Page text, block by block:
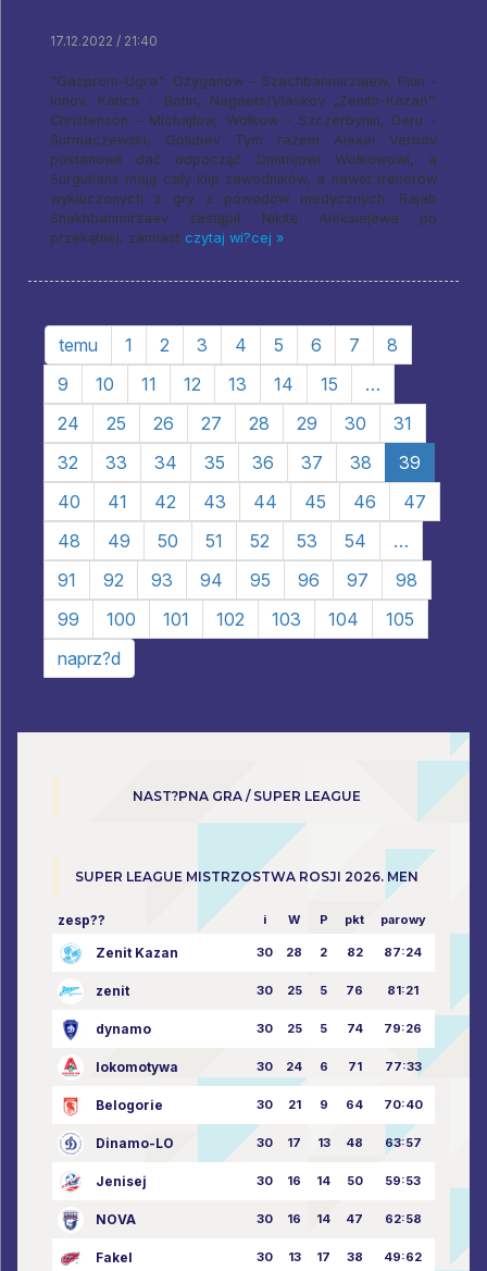
17.12.2022 / 21:40
"Gazprom-Ugra": Ożyganow – Szachbanmirzajew, Piun -
Ionov, Katich - Botin, Nagaets/Vlaskov „Zenith-Kazań”:
Christenson – Michajłow, Wołkow - Szczerbynin, Deru -
Surmaczewski, Golubev Tym razem Alexei Verbov
postanowił dać odpocząć Dmitrijowi Wołkowowi, a
Surgutians mają cały klip zawodników, a nawet trenerów
wykluczonych z gry z powodów medycznych. Rajab
Shakhbanmirzaev zastąpił Nikitę Aleksiejewa po
przekątnej, zamiast czytaj wi?cej »
temu 1 2 3 4 5 6 7
8
9
10 11 12 13 14 15
…
24
25 26 27 28 29 30
31
32
33 34 35 36 37 38
39
40
41 42 43 44 45 46
47
48
49 50 51 52 53 54
…
91
92 93 94 95 96 97
98
99
100 101 102 103 104
105
naprz?d
NAST?PNA GRA / SUPER LEAGUE
SUPER LEAGUE MISTRZOSTWA ROSJI 2026. MEN
zesp?? i W P pkt parowy
Zenit Kazan 30 28 2 82 87:24
zenit 30 25 5 76 81:21
dynamo 30 25 5 74 79:26
lokomotywa 30 24 6 71 77:33
Belogorie 30 21 9 64 70:40
Dinamo-LO 30 17 13 48 63:57
Jenisej 30 16 14 50 59:53
NOVA 30 16 14 47 62:58
Fakel 30 13 17 38 49:62